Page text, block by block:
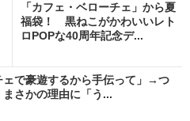
「カフェ・ベローチェ」から夏
福袋！ 黒ねこがかわいいレト
ロPOPな40周年記念デ...
ェで豪遊するから手伝って」→つ
さかの理由に「う...